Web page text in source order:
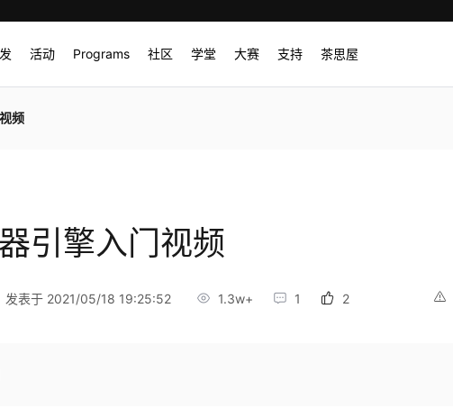
活动 Programs 社区 学堂 大赛 支持 茶思屋
频
引擎入门视频
发表于 2021/05/18 19:25:52 1.3w+ 1 2